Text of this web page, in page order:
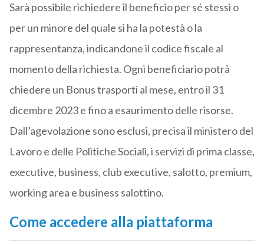
Sarà possibile richiedere il beneficio per sé stessi o
per un minore del quale si ha la potestà o la
rappresentanza, indicandone il codice fiscale al
momento della richiesta. Ogni beneficiario potrà
chiedere un Bonus trasporti al mese, entro il 31
dicembre 2023 e fino a esaurimento delle risorse.
Dall’agevolazione sono esclusi, precisa il ministero del
Lavoro e delle Politiche Sociali, i servizi di prima classe,
executive, business, club executive, salotto, premium,
working area e business salottino.
Come accedere alla piattaforma